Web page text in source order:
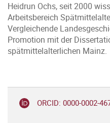
Heidrun Ochs, seit 2000
Arbeitsbereich
Vergleichende
Promotion mit der
spätmittelalterlichen Mainz.
ORCID: 0000-0002-